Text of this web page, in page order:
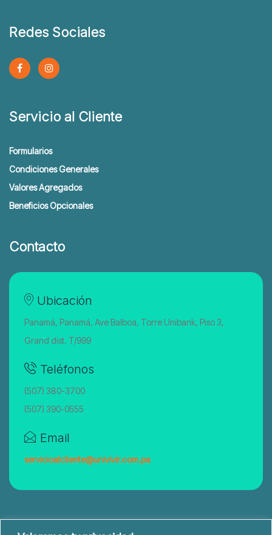
Redes Sociales
Servicio al Cliente
Formularios
Condiciones Generales
Valores Agregados
Beneficios Opcionales
Contacto
Ubicación
Panamá, Panamá, Ave Balboa, Torre Unibank, Piso 3,
Grand dist. T/999
Teléfonos
(507) 380-3700
(507) 390-0555
Email
servicioalcliente@univivir.com.pa